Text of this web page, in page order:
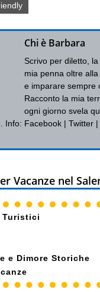
Chi è Barbara
Scrivo per diletto,
mia penna oltre
e imparare sempre
Racconto la mia
ogni giorno svela
Info: Facebook |Twitter
Vacanze nel
e Dimore Storiche